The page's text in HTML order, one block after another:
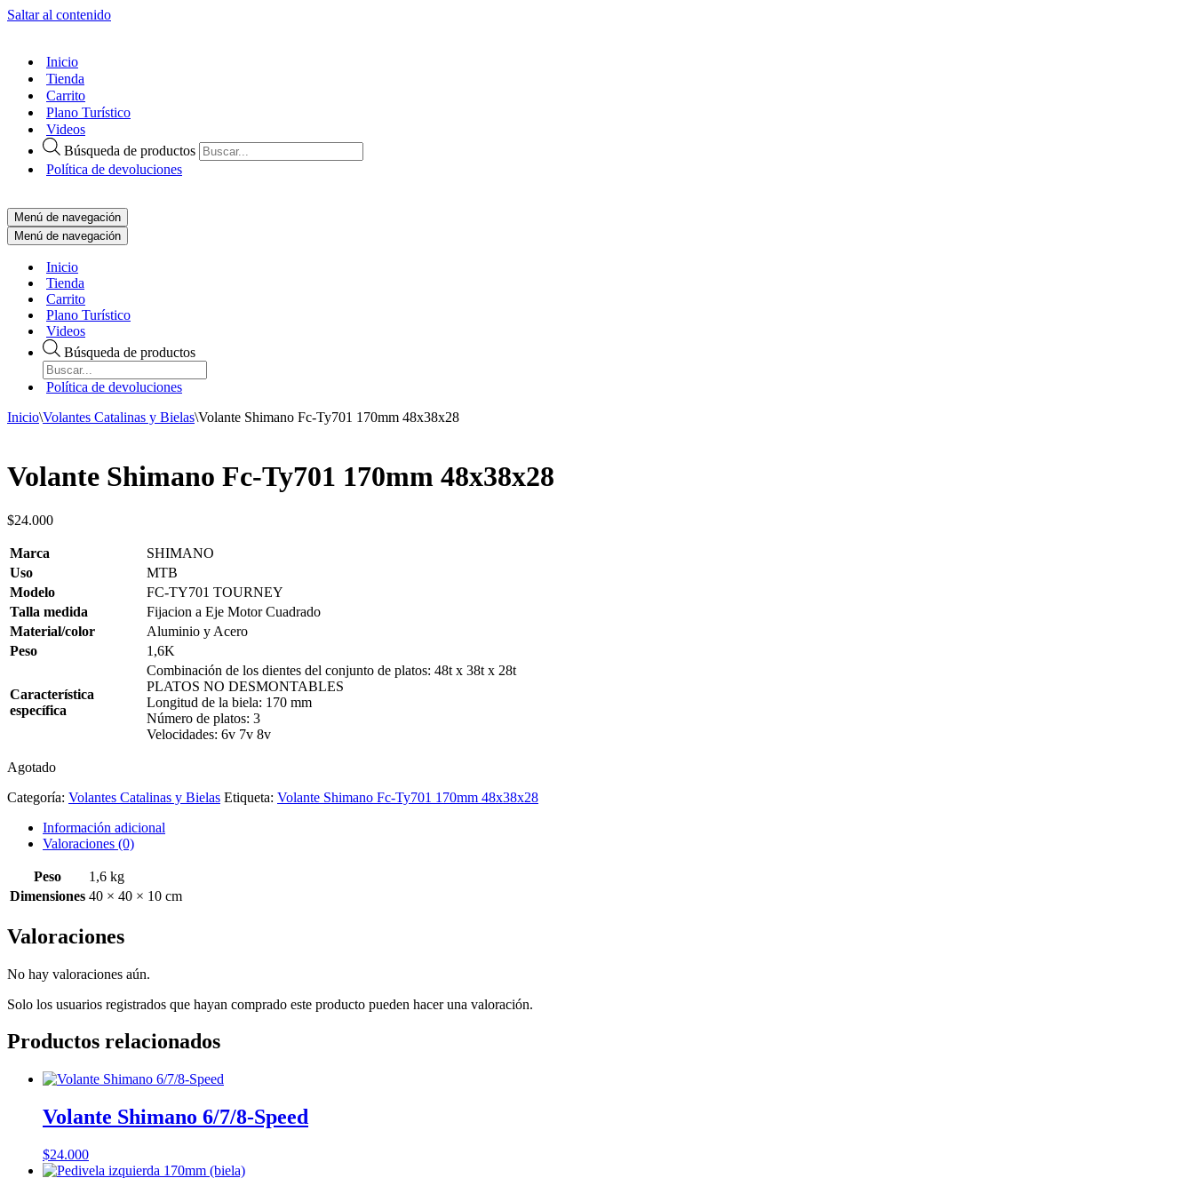
Saltar al contenido
Inicio
Tienda
Carrito
Plano Turístico
Videos
Búsqueda de productos
Política de devoluciones
Menú de navegación
Menú de navegación
Inicio
Tienda
Carrito
Plano Turístico
Videos
Búsqueda de productos
Política de devoluciones
Inicio\Volantes Catalinas y Bielas\Volante Shimano Fc-Ty701 170mm 48x38x28
Volante Shimano Fc-Ty701 170mm 48x38x28
$24.000
Marca
SHIMANO
Uso
MTB
Modelo
FC-TY701 TOURNEY
Talla medida
Fijacion a Eje Motor Cuadrado
Material/color
Aluminio y Acero
Peso
1,6K
Característica
específica
Combinación de los dientes del conjunto de platos: 48t x 38t x 28t
PLATOS NO DESMONTABLES
Longitud de la biela: 170 mm
Número de platos: 3
Velocidades: 6v 7v 8v
Agotado
Categoría: Volantes Catalinas y Bielas Etiqueta: Volante Shimano Fc-Ty701 170mm 48x38x28
Información adicional
Valoraciones (0)
Peso
1,6 kg
Dimensiones 40 × 40 × 10 cm
Valoraciones
No hay valoraciones aún.
Solo los usuarios registrados que hayan comprado este producto pueden hacer una valoración.
Productos relacionados
Volante Shimano 6/7/8-Speed
$24.000